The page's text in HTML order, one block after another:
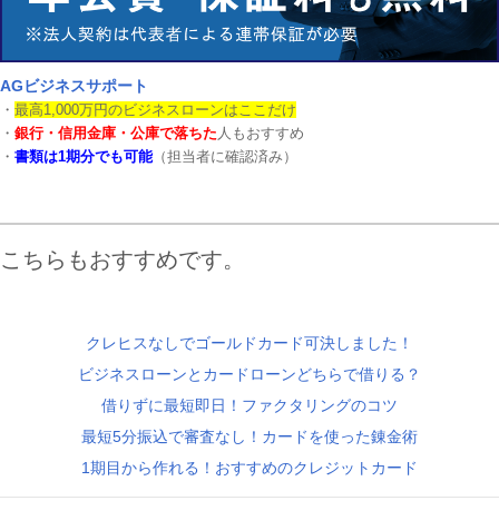
AGビジネスサポート
・ 最高1,000万円のビジネスローンはここだけ
・ 銀行・信用金庫・公庫で落ちた 人もおすすめ
・ 書類は1期分でも可能（担当者に確認済み）
こちらもおすすめです。
クレヒスなしでゴールドカード可決しました！
ビジネスローンとカードローンどちらで借りる？
借りずに最短即日！ファクタリングのコツ
最短5分振込で審査なし！カードを使った錬金術
1期目から作れる！おすすめのクレジットカード